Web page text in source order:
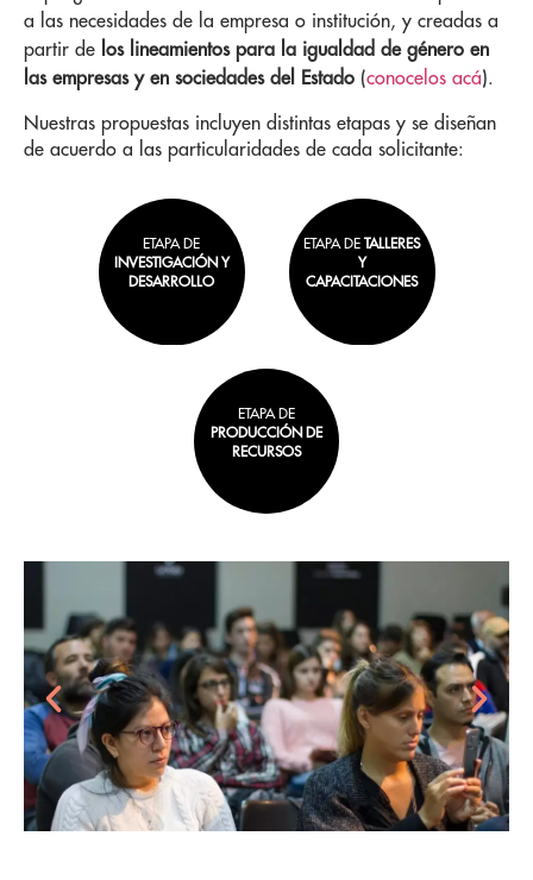
a las necesidades de la empresa o institución, y creadas a
partir de loslineamientos para la igualdad de género en
las empresas y en sociedades del Estado (conocelos acá).
Nuestras propuestas incluyen distintas etapas y se diseñan
de acuerdo a las particularidades de cada solicitante:
ETAPA DE
INVESTIGACIÓN Y
DESARROLLO
ETAPA DE TALLERES
Y
CAPACITACIONES
ETAPA DE
PRODUCCIÓN DE
RECURSOS